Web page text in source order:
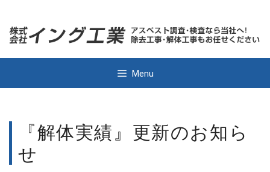
content
Menu
『解体実績』更新のお知ら
せ